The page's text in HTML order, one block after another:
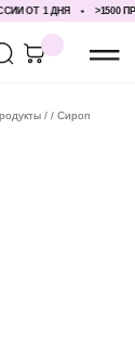
ОТ 1 ДНЯ >1500
Сироп